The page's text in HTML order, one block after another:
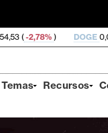
DOGE0,069 847 (1,61%)
Temas Recursos